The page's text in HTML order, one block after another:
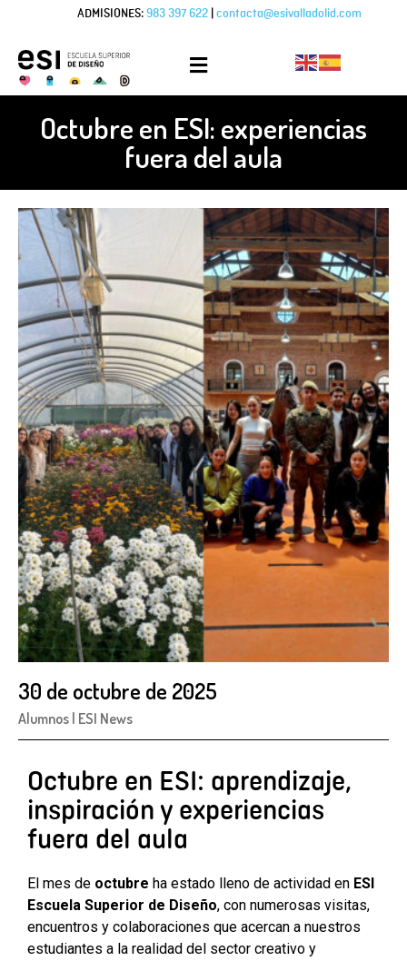
ADMISIONES: 983 397 622 contacta@esivalladolid.com
Octubre en ESI: experiencias
fuera del aula
30 de octubre de 2025
Alumnos ESI News
Octubre en ESI: aprendizaje,
inspiración y experiencias
fuera del aula
El mes de octubre ha estado lleno de actividad en ESI
Escuela Superior de Diseño, con numerosas visitas,
encuentros y colaboraciones que acercan a nuestros
estudiantes a la realidad del sector creativo y